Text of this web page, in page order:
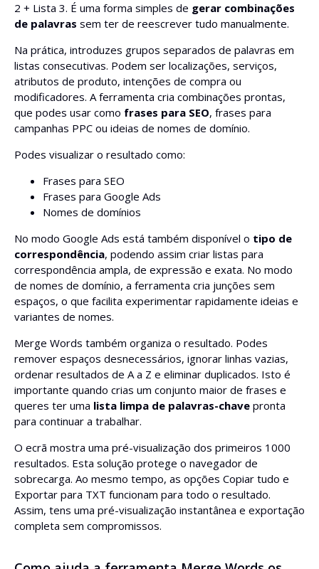
2 + Lista 3. É uma forma simples de gerar combinações
de palavras sem ter de reescrever tudo manualmente.
Na prática, introduzes grupos separados de palavras em
listas consecutivas. Podem ser localizações, serviços,
atributos de produto, intenções de compra ou
modificadores. A ferramenta cria combinações prontas,
que podes usar como frases para SEO, frases para
campanhas PPC ou ideias de nomes de domínio.
Podes visualizar o resultado como:
Frases para SEO
Frases para Google Ads
Nomes de domínios
No modo Google Ads está também disponível o tipo de
correspondência, podendo assim criar listas para
correspondência ampla, de expressão e exata. No modo
de nomes de domínio, a ferramenta cria junções sem
espaços, o que facilita experimentar rapidamente ideias e
variantes de nomes.
Merge Words também organiza o resultado. Podes
remover espaços desnecessários, ignorar linhas vazias,
ordenar resultados de A a Z e eliminar duplicados. Isto é
importante quando crias um conjunto maior de frases e
queres ter uma lista limpa de palavras-chave pronta
para continuar a trabalhar.
O ecrã mostra uma pré-visualização dos primeiros 1000
resultados. Esta solução protege o navegador de
sobrecarga. Ao mesmo tempo, as opções Copiar tudo e
Exportar para TXT funcionam para todo o resultado.
Assim, tens uma pré-visualização instantânea e exportação
completa sem compromissos.